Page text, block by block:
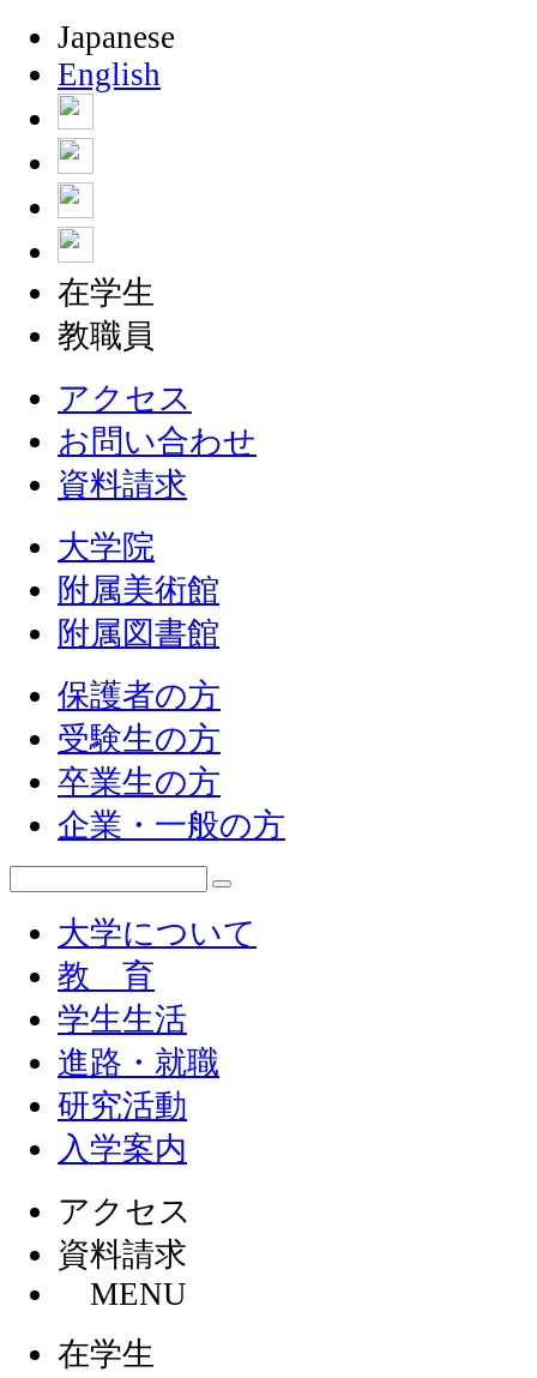
Japanese
English
在学生
教職員
アクセス
お問い合わせ
資料請求
大学院
附属美術館
附属図書館
保護者の方
受験生の方
卒業生の方
企業・一般の方
大学について
教 育
学生生活
進路・就職
研究活動
入学案内
アクセス
資料請求
MENU
在学生